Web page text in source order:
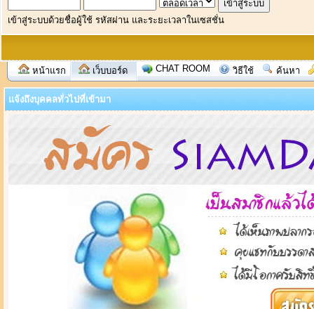
เข้าสู่ระบบด้วยชื่อผู้ใช้ รหัสผ่าน และระยะเวลาในเซสชั่น
หน้าแรก เว็บบอร์ด CHAT ROOM วิธีใช้ ค้นหา
แจ้งถึงบุคคลทั่วไปที่เข้ามา